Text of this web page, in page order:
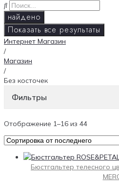
найдено
Показать все результаты
Интернет Магазин
/
Магазин
/
Без косточек
Фильтры
Отображение 1–16 из 44
Бюстгальтер телесного